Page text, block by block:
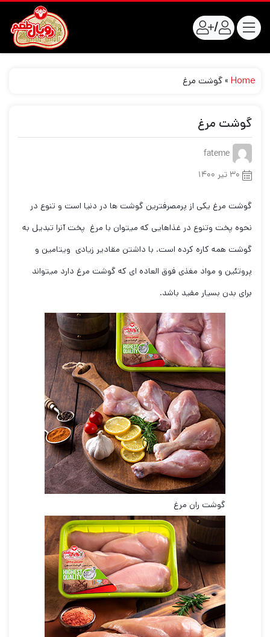
/
Home
»گوشت مرغ
گوشت مرغ
fateme
۳۰ تیر ۱۴۰۰
گوشت مرغ یکی از پرمصرفترین گوشت ها در دنیا است و تنوع در
نحوه پخت وتنوع در غذاهایی که میتوان با مرغ پخت آنرا تبدیل به
گوشت همه کاره کرده است. با داشتن مقادیر زیادی ویتامین و
پروتئین و مواد مغذی فوق العاده ای که گوشت مرغ دارد میتواند
برای بدن بسیار مفید باشد.
گوشت ران مرغ